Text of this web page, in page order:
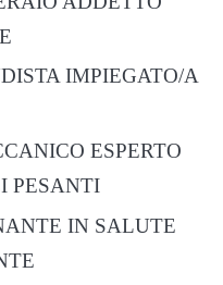
IMPIEGATO/A
ESPERTO
PESANTI
IN SALUTE